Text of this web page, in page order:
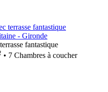
- Gironde
fantastique
• 7 Chambres à coucher